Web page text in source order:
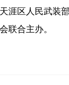
涯区人民武装
联合主办。